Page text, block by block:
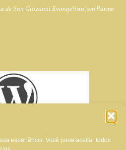
experiência. Você pode aceitar todos
de San Giovanni Evangelista, em Parma